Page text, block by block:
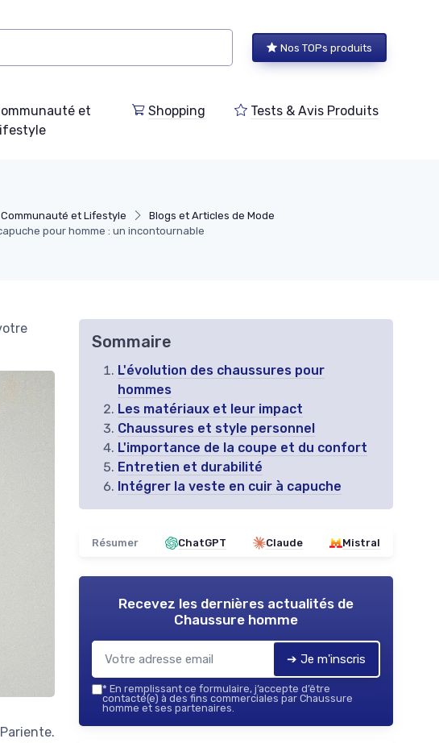
Nos TOPs produits
et
Shopping Tests & Avis Produits
Communauté et Lifestyle
Blogs et Articles de Mode
pour homme : un incontournable
Sommaire
L'évolution des chaussures pour
hommes
Les matériaux et leur impact
Chaussures et style personnel
L'importance de la coupe et du confort
Entretien et durabilité
Intégrer la veste en cuir à capuche
Résumer ChatGPT Claude Mistral
Recevez les dernières actualités de
Chaussure homme
➔ Je m'inscris
* En remplissant ce formulaire, j’accepte d’être
contacté(e) à des fins commerciales par Chaussure
homme et ses partenaires.